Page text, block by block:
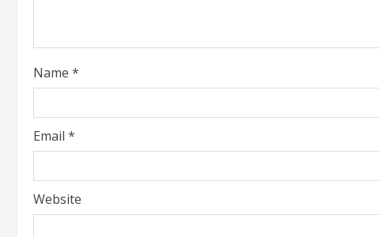
i
n
g
Name *
Email *
Website